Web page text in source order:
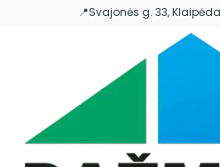
📍Svajonės g. 33,